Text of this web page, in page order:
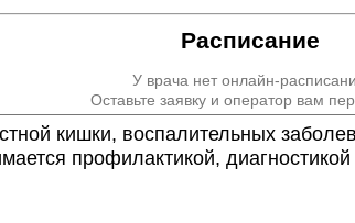
Расписание
У врача нет онлайн-
Оставьте заявку и оператор вам
кишки, воспалительных
профилактикой,